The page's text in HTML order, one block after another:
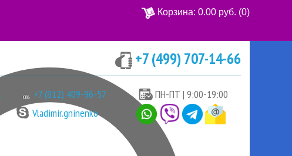
Корзина: 0.00 руб. (0)
+7 (499) 707-14-66
+7 (812) 409-96-57 ПН-ПТ | 9:00-19:00
Vladimir.gninenko